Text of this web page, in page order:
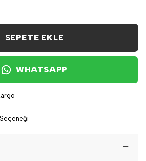
SEPETE EKLE
WHATSAPP